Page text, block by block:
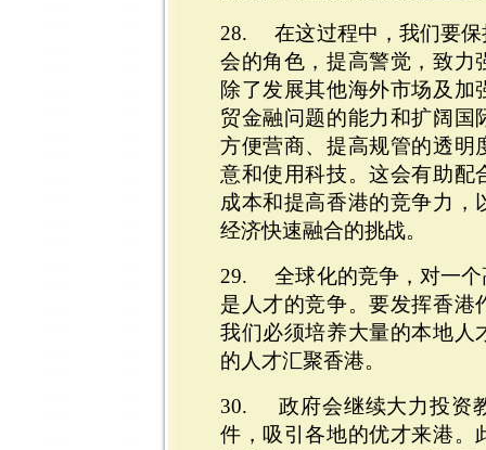
28. 在这过程中，我们要保
会的角色，提高警觉，致力
除了发展其他海外市场及
贸金融问题的能力和扩阔国
方便营商、提高规管的透明
意和使用科技。这会有助配
成本和提高香港的竞争力
经济快速融合的挑战。
29. 全球化的竞争，对一个
是人才的竞争。要发挥香港
我们必须培养大量的本地人
的人才汇聚香港。
30. 政府会继续大力投资
件，吸引各地的优才来港。